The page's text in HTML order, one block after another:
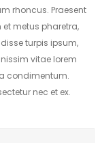
rhoncus. Praesent
metus pharetra,
turpis ipsum,
vitae lorem
condimentum.
nec et ex.